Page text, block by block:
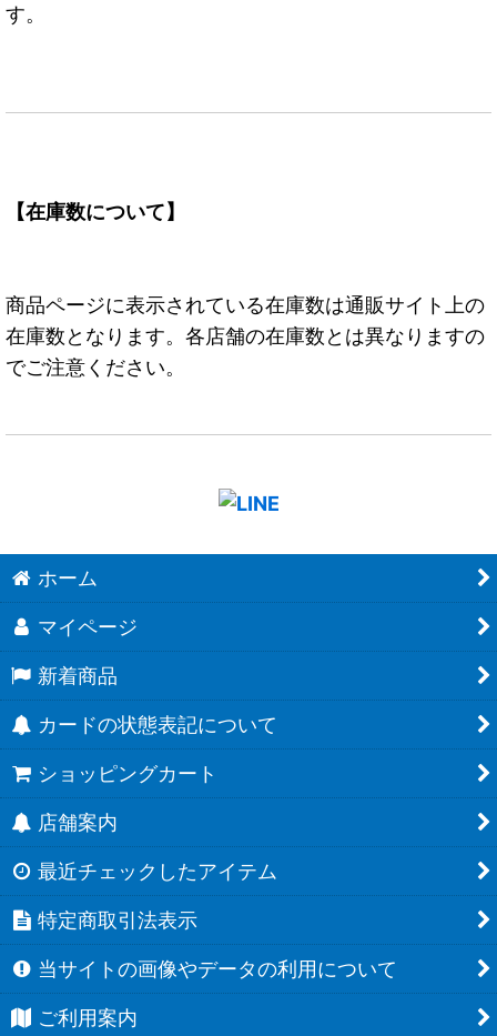
す。
【在庫数について】
商品ページに表示されている在庫数は通販サイト上の
在庫数となります。各店舗の在庫数とは異なりますの
でご注意ください。
ホーム
マイページ
新着商品
カードの状態表記について
ショッピングカート
店舗案内
最近チェックしたアイテム
特定商取引法表示
当サイトの画像やデータの利用について
ご利用案内